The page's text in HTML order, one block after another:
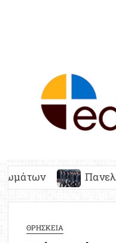
Πανελλήνιες 2027:
ΘΡΗΣΚΕΙΑ